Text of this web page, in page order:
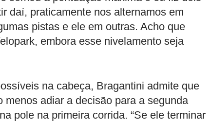
daí, praticamente nos alternamos em
pistas e ele em outras. Acho que
embora esse nivelamento seja
na cabeça, Bragantini admite que
adiar a decisão para a segunda
pole na primeira corrida. “Se ele terminar